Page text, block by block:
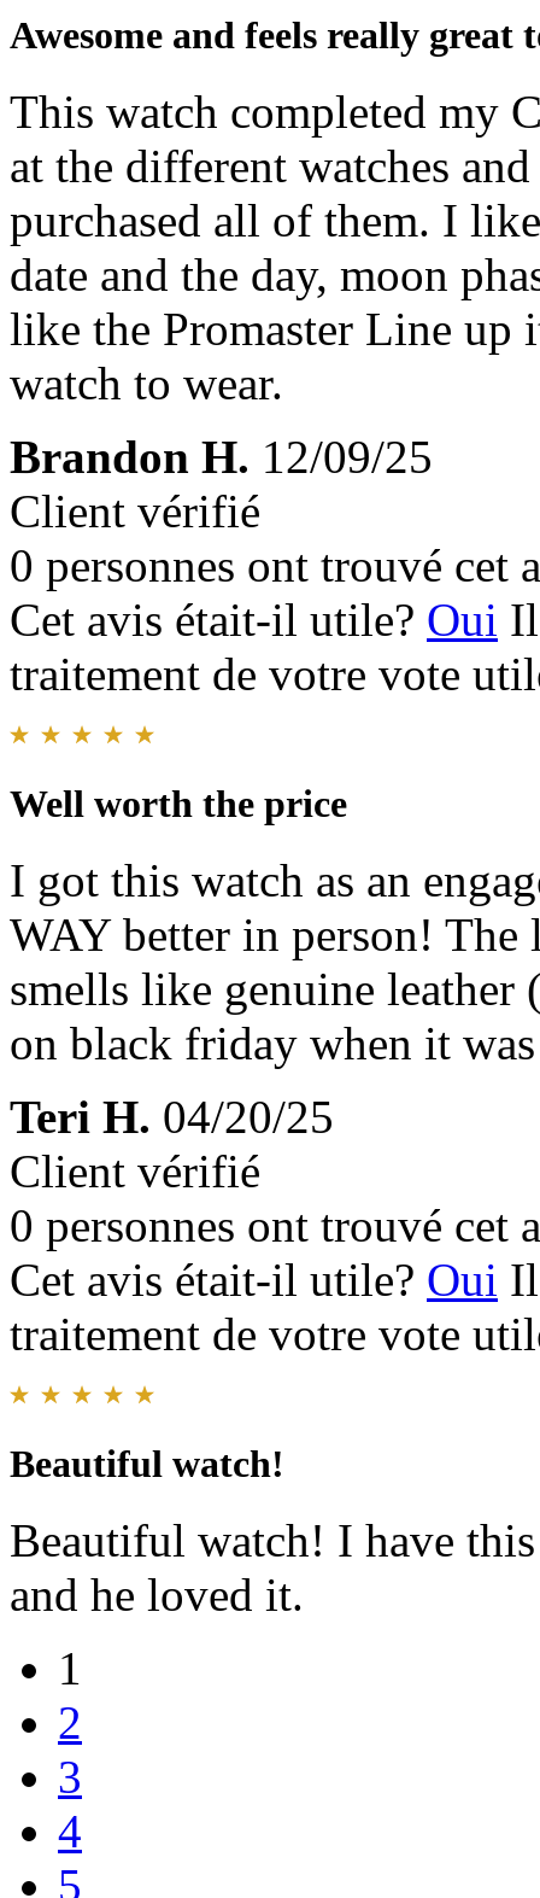
Awesome and feels really great
This watch completed my
at the different watches
purchased all of them. I
date and the day, moon
like the Promaster Line up
watch to wear.
Brandon H. 12/09/25
Client vérifié
0 personnes ont trouvé cet
Cet avis était-il utile? Oui
traitement de votre vote
Well worth the price
I got this watch as an
WAY better in person! The
smells like genuine
on black friday when it
Teri H. 04/20/25
Client vérifié
0 personnes ont trouvé cet
Cet avis était-il utile? Oui
traitement de votre vote
Beautiful watch!
Beautiful watch! I have
and he loved it.
1
2
3
4
5